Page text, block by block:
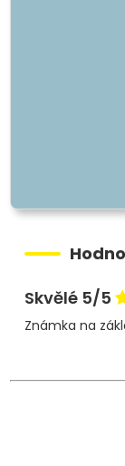
Skvělé 5/5
Známka na